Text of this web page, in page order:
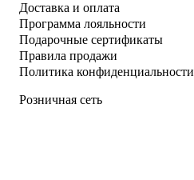
Доставка и оплата
Программа лояльности
Подарочные сертификаты
Правила продажи
Политика конфиденциальности
Розничная сеть